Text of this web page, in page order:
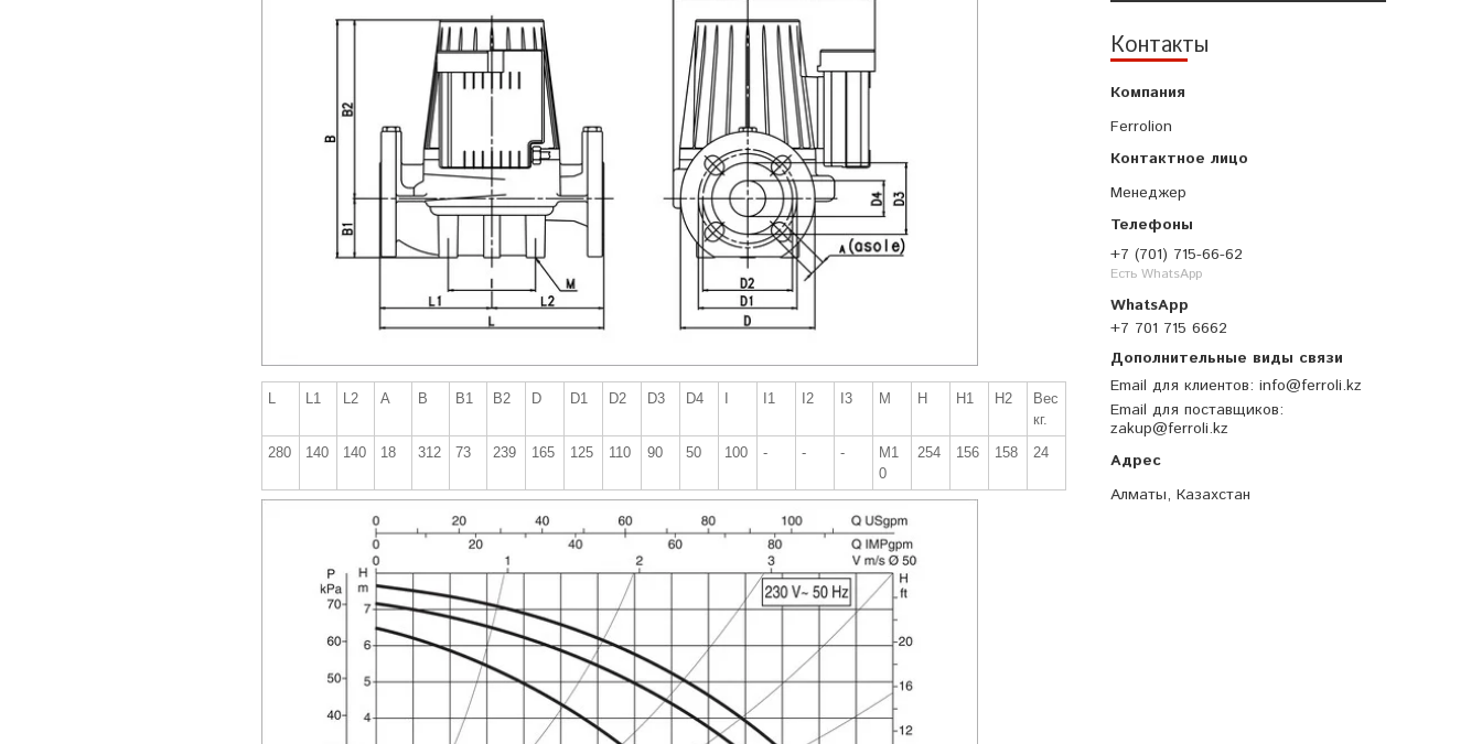
Контакты
Ferrolion
Менеджер
+7 (701) 715-66-62
Есть WhatsApp
+7 701 715 6662
Email для клиентов info@ferroli.kz
Email для поставщиков
zakup@ferroli.kz
Алматы, Казахстан
L L1 L2 A B B1 B2 D D1 D2 D3 D4 I I1 I2 I3 M H H1 H2
Вес
кг.
280
140 140 18 312 73 239 165 125 110 90 50 100 - - -
M1
0
254 156 158 24